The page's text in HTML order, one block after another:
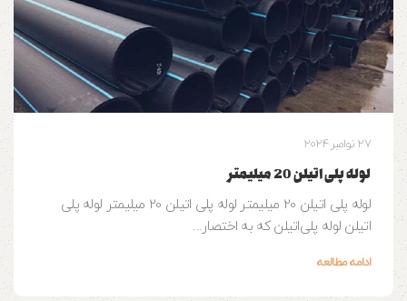
27 نوامبر 2024
لوله پلی اتیلن 20 میلیمتر
لوله پلی اتیلن 20 میلیمتر لوله پلی اتیلن 20 میلیمتر لوله پلی
اتیلن لوله‌ پلی‌اتیلن که به اختصار...
ادامه مطالعه